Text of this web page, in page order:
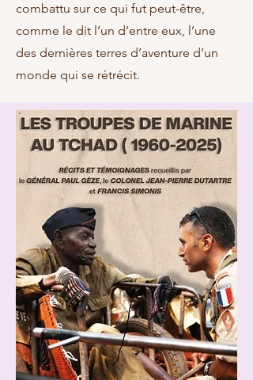
combattu sur ce qui fut peut-être,
comme le dit l’un d’entre eux, l’une
des dernières terres d’aventure d’un
monde qui se rétrécit.